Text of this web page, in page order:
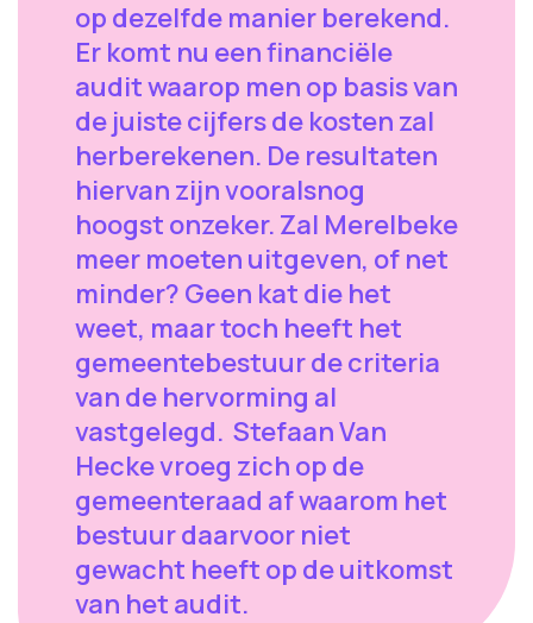
op dezelfde manier berekend.
Er komt nu een financiële
audit waarop men op basis van
de juiste cijfers de kosten zal
herberekenen. De resultaten
hiervan zijn vooralsnog
hoogst onzeker. Zal Merelbeke
meer moeten uitgeven, of net
minder? Geen kat die het
weet, maar toch heeft het
gemeentebestuur de criteria
van de hervorming al
vastgelegd. Stefaan Van
Hecke vroeg zich op de
gemeenteraad af waarom het
bestuur daarvoor niet
gewacht heeft op de uitkomst
van het audit.